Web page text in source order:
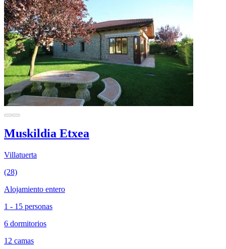
Muskildia Etxea
Villatuerta
(28)
Alojamiento entero
1 - 15 personas
6 dormitorios
12 camas